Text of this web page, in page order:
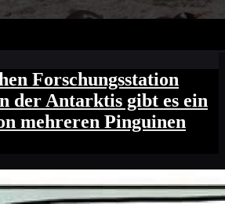
Forschungsstation
der Antarktis gibt es ein
mehreren Pinguinen